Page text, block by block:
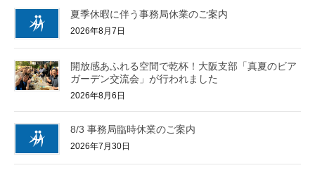
夏季休暇に伴う事務局休業のご案内
2026年8月7日
開放感あふれる空間で乾杯！大阪支部「真夏のビア
ガーデン交流会」が行われました
2026年8月6日
8/3 事務局臨時休業のご案内
2026年7月30日